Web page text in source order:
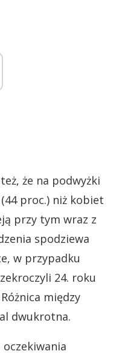
że na podwyżki
proc.) niż kobiet
przy tym wraz z
spodziewa
w przypadku
24. roku
między
dwukrotna.